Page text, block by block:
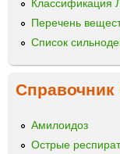
Перечень
Список
Справочник
Амилоидоз
Острые